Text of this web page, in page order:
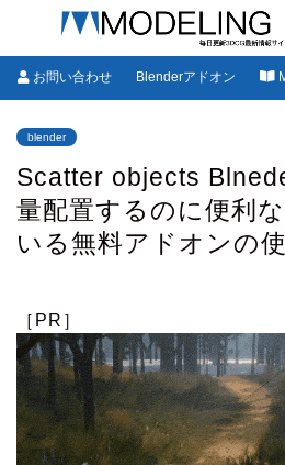
お問い合わせ Blenderアドオン
blender
Scatter objects
量配置するのに便利
いる無料アドオンの
［PR］